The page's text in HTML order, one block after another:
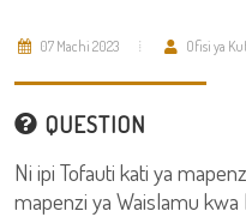
07 Machi 2023 Ofisi ya
QUESTION
Ni ipi Tofauti kati ya
mapenzi ya Waislamu kwa